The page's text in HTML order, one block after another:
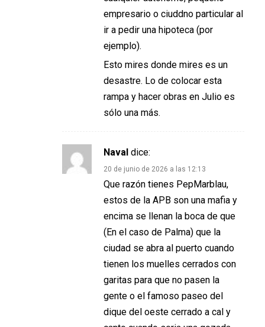
empresario o ciuddno particular al
ir a pedir una hipoteca (por
ejemplo).
Esto mires donde mires es un
desastre. Lo de colocar esta
rampa y hacer obras en Julio es
sólo una más.
Naval dice:
20 de junio de 2026 a las 12:13
Que razón tienes PepMarblau,
estos de la APB son una mafia y
encima se llenan la boca de que
(En el caso de Palma) que la
ciudad se abra al puerto cuando
tienen los muelles cerrados con
garitas para que no pasen la
gente o el famoso paseo del
dique del oeste cerrado a cal y